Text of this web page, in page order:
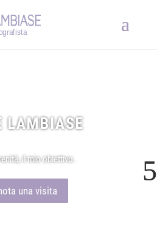
LAMBIASE
il mio obiettivo.
una visita